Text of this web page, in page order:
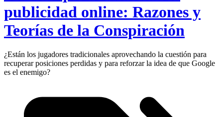
publicidad online: Razones y
Teorías de la Conspiración
¿Están los jugadores tradicionales aprovechando la cuestión para
recuperar posiciones perdidas y para reforzar la idea de que Google
es el enemigo?